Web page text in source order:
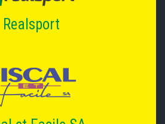
Realsport